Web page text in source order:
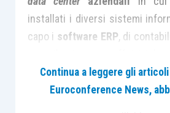
installati i diversi sistemi
capo i software ERP, di
regolare attività dell’impresa e
dati anche riservati.
Continua a leggere gli
Euroconference News,